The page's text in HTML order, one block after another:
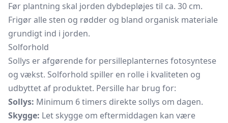
Før plantning skal jorden dybdepløjes til ca. 30 cm.
Frigør alle sten og rødder og bland organisk materiale
grundigt ind i jorden.
Solforhold
Sollys er afgørende for persilleplanternes fotosyntese
og vækst. Solforhold spiller en rolle i kvaliteten og
udbyttet af produktet. Persille har brug for:
Sollys: Minimum 6 timers direkte sollys om dagen.
Skygge: Let skygge om eftermiddagen kan være